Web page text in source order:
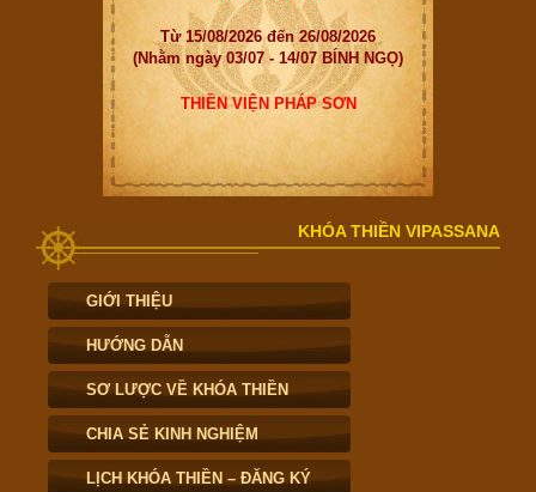
Từ 15/08/2026 đến 26/08/2026
(Nhằm ngày 03/07 - 14/07 BÍNH NGỌ)
THIỀN VIỆN PHÁP SƠN
KHÓA THIỀN VIPASSANA
GIỚI THIỆU
HƯỚNG DẪN
SƠ LƯỢC VỀ KHÓA THIỀN
CHIA SẺ KINH NGHIỆM
LỊCH KHÓA THIỀN – ĐĂNG KÝ